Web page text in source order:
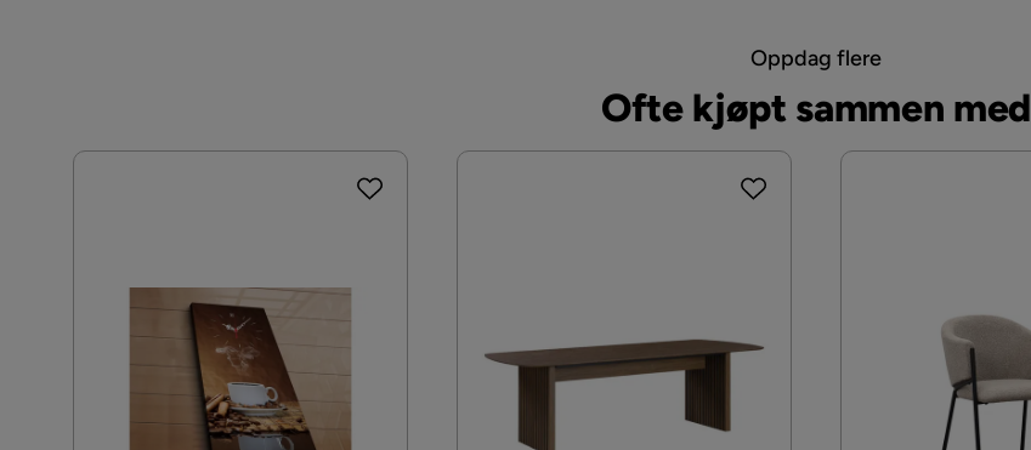
Oppdag flere
Ofte kjøpt sammen med